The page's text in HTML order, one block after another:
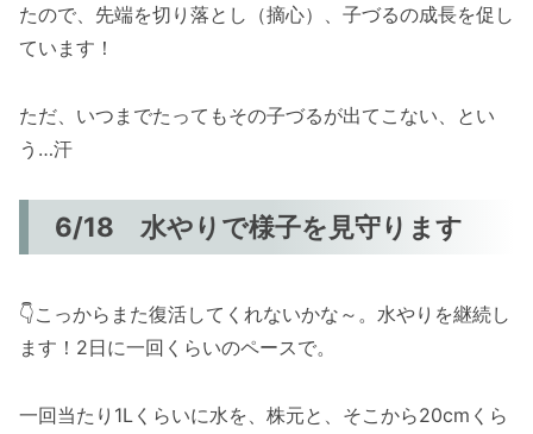
たので、先端を切り落とし（摘心）、子づるの成長を促し
ています！
ただ、いつまでたってもその子づるが出てこない、とい
う…汗
6/18 水やりで様子を見守ります
👇こっからまた復活してくれないかな～。水やりを継続し
ます！2日に一回くらいのペースで。
一回当たり1Lくらいに水を、株元と、そこから20cmくら